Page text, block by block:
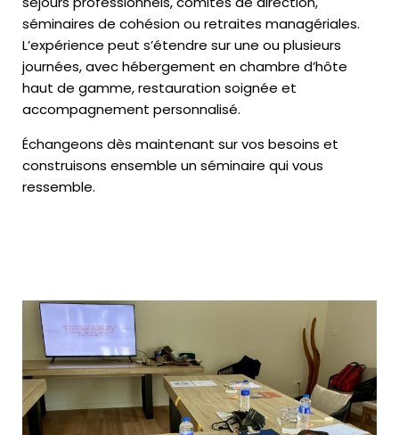
séminaires de cohésion ou retraites managériales.
L’expérience peut s’étendre sur une ou plusieurs
journées, avec hébergement en chambre d’hôte
haut de gamme, restauration soignée et
accompagnement personnalisé.
Échangeons dès maintenant sur vos besoins et
construisons ensemble un séminaire qui vous
ressemble.